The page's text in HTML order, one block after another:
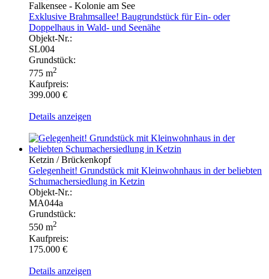
Falkensee - Kolonie am See
Exklusive Brahmsallee! Baugrundstück für Ein- oder
Doppelhaus in Wald- und Seenähe
Objekt-Nr.:
SL004
Grundstück:
775 m2
Kaufpreis:
399.000 €
Details anzeigen
Ketzin / Brückenkopf
Gelegenheit! Grundstück mit Kleinwohnhaus in der beliebten
Schumachersiedlung in Ketzin
Objekt-Nr.:
MA044a
Grundstück:
550 m2
Kaufpreis:
175.000 €
Details anzeigen